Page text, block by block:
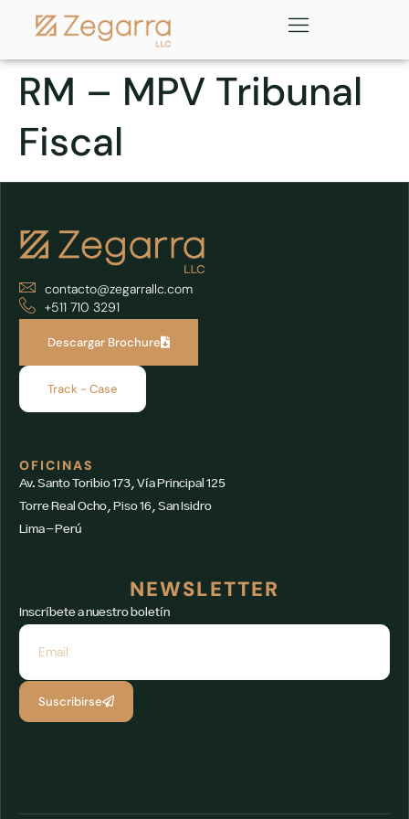
RM – MPV Tribunal
Fiscal
contacto@zegarrallc.com
+511 710 3291
Descargar Brochure
Track - Case
OFICINAS
Av. Santo Toribio 173, Vía Principal 125
Torre Real Ocho, Piso 16, San Isidro
Lima – Perú
NEWSLETTER
Inscríbete a nuestro boletín
Suscribirse